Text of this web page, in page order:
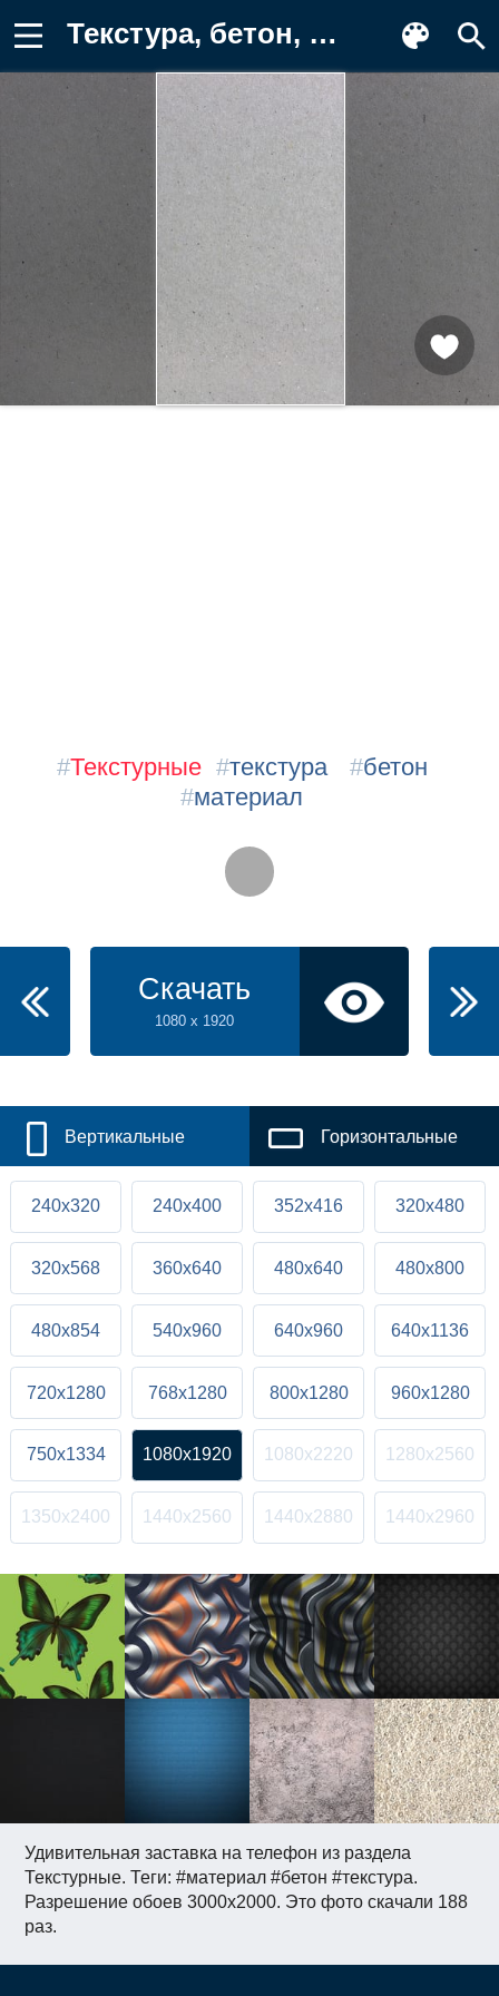
Текстура, бетон, материал Фотография
Удивительная заставка на телефон из раздела
Текстурные. Теги: #материал #бетон #текстура.
Разрешение обоев 3000x2000. Это фото скачали 188
раз.
#Текстурные #текстура #бетон
#материал
Скачать
1080 x 1920
Вертикальные Горизонтальные
240x320 240x400 352x416 320x480
320x568 360x640 480x640 480x800
480x854 540x960 640x960 640x1136
720x1280 768x1280 800x1280 960x1280
750x1334 1080x1920 1080x2220 1280x2560
1350x2400 1440x2560 1440x2880 1440x2960